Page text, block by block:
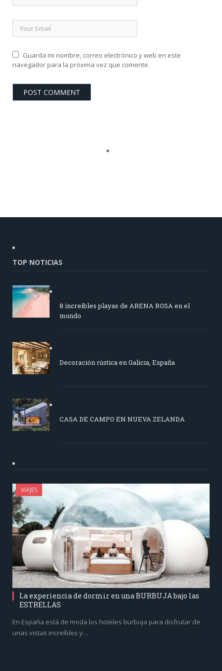
Guarda mi nombre, correo electrónico y web en este
navegador para la próxima vez que comente.
TOP NOTICIAS
8 increíbles playas de ARENA ROSA en el
mundo
Decoración rústica en Galicia, España
CASA DE CAMPO EN NUEVA ZELANDA
VIAJES
La experiencia de dormir en una BURBUJA bajo las
ESTRELLAS
En España está de moda los hoteles burbuja para disfrutar de
unas vistas increíbles y…